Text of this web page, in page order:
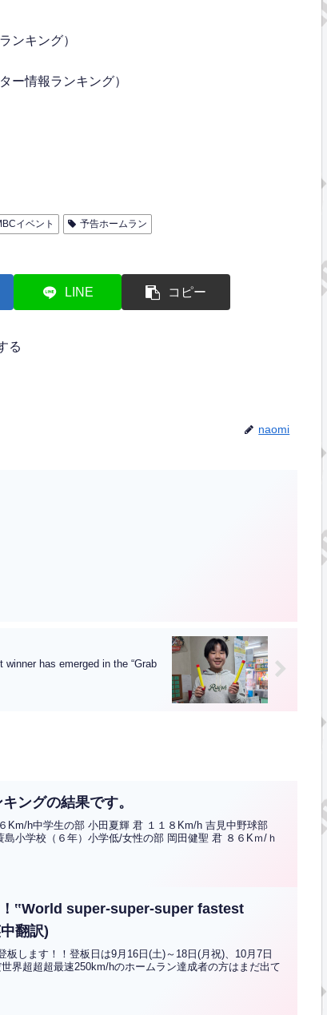
ンキング）
ー情報ランキング）
イベント 予告ホームラン
LINE コピー
る
naomi
has emerged in the “Grab
ングの結果です。
h中学生の部 小田夏輝 君 １１８Km/h 吉見中野球部
小学校（６年）小学低/女性の部 岡田健聖 君 ８６Kｍ/ｈ
‟World super-super-super fastest
翻訳)
します！！登板日は9月16日(土)～18日(月祝)、10月7日
界超超超最速250km/hのホームラン達成者の方はまだ出て